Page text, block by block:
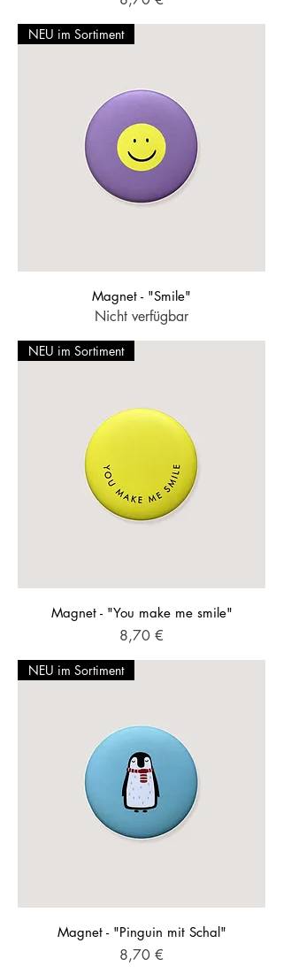
NEU im Sortiment
Magnet - "Smile"
Nicht verfügbar
NEU im Sortiment
Magnet - "You make me smile"
Preis
8,70 €
NEU im Sortiment
Magnet - "Pinguin mit Schal"
Preis
8,70 €